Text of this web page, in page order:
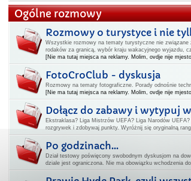
Ogólne rozmowy
Rozmowy o turystyce i nie
Wszystkie rozmowy na tematy turystyczne nie
rodaków za granicą, wybór kraju wakacyjnego wyjazdu,
[Nie ma tutaj miejsca na reklamy. Molim, ovdje nije
FotoCroClub - dyskusja
Rozmowy na tematy fotograficzne. Porady odnośnie
[Nie ma tutaj miejsca na reklamy. Molim, ovdje nije
Dołącz do zabawy i wytypuj
Ekstraklasa? Liga Mistrzów UEFA? Liga Narodów
rozgrywek i zdobywaj punkty. Wyróżnij się oryginalną
Po godzinach...
Dział testowy poświęcony swobodnym dyskusjom na
dziale jest ograniczona. Nie ma obowiązku wchodzenia